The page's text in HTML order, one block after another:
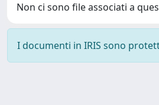
Non ci sono file associati a
I documenti in IRIS sono